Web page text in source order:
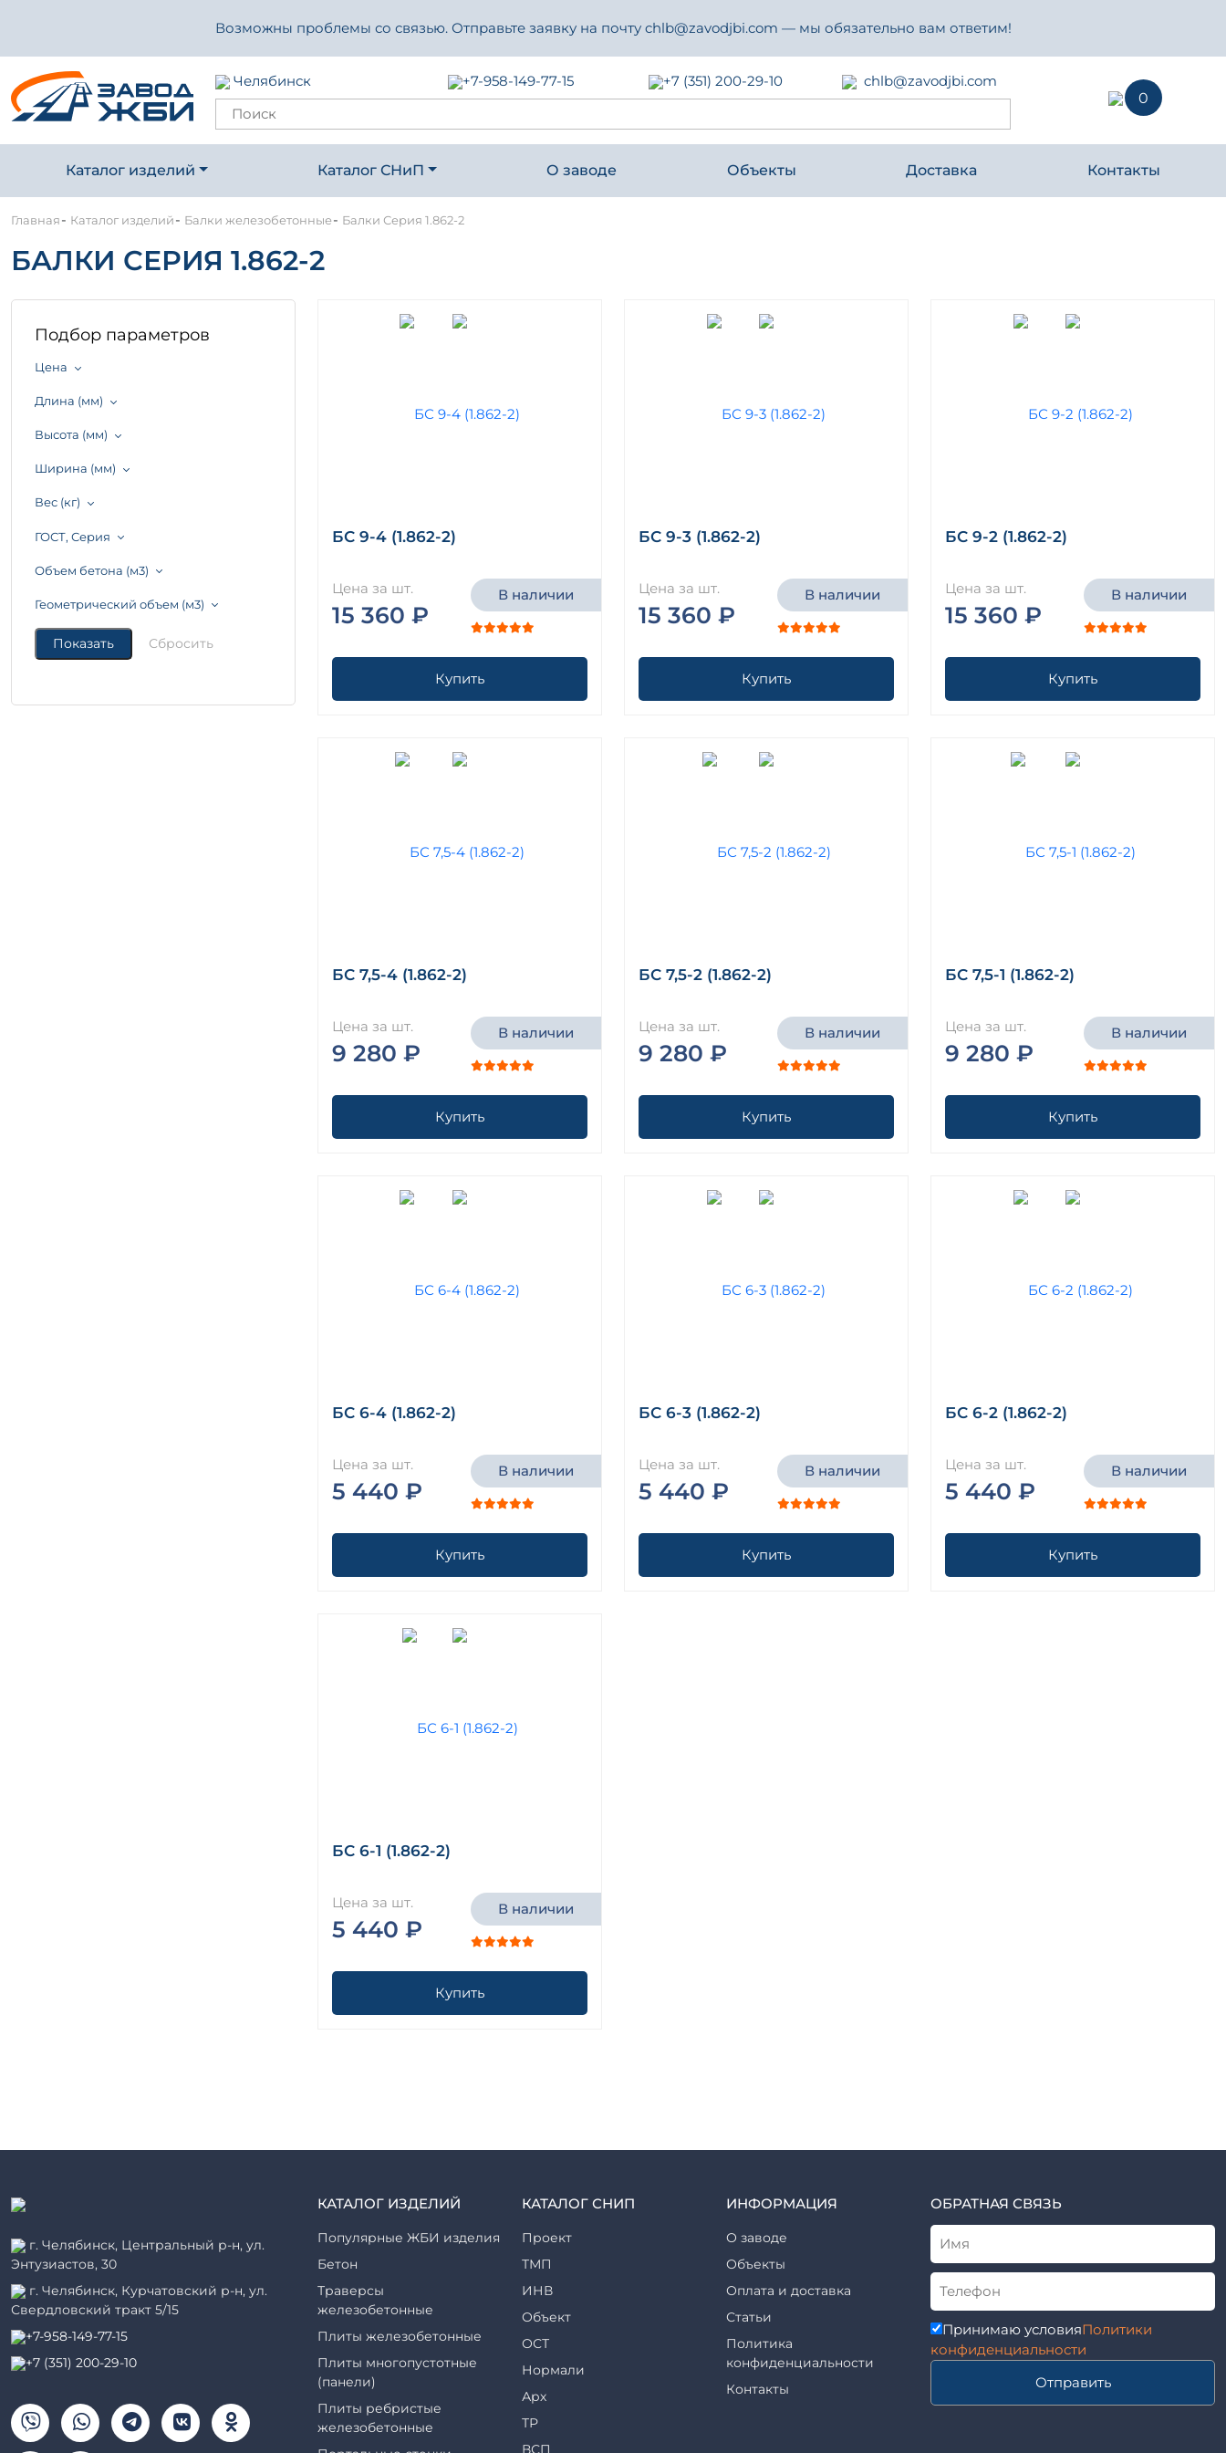
Возможны проблемы со связью. Отправьте заявку на почту chlb@zavodjbi.com — мы обязательно вам ответим!
Челябинск +7-958-149-77-15 +7 (351) 200-29-10
chlb@zavodjbi.com
0
Каталог изделий Каталог СНиП О заводе Объекты Доставка Контакты
Главная- Каталог изделий- Балки железобетонные- Балки Серия 1.862-2
БАЛКИ СЕРИЯ 1.862-2
Подбор параметров
Цена
Длина (мм)
Высота (мм)
Ширина (мм)
Вес (кг)
ГОСТ, Серия
Объем бетона (м3)
Геометрический объем (м3)
БС 9-4 (1.862-2)
Цена за шт.
15 360 ₽
В наличии
Купить
БС 9-3 (1.862-2)
Цена за шт.
15 360 ₽
В наличии
Купить
БС 9-2 (1.862-2)
Цена за шт.
15 360 ₽
В наличии
Купить
БС 7,5-4 (1.862-2)
Цена за шт.
9 280 ₽
В наличии
Купить
БС 7,5-2 (1.862-2)
Цена за шт.
9 280 ₽
В наличии
Купить
БС 7,5-1 (1.862-2)
Цена за шт.
9 280 ₽
В наличии
Купить
БС 6-4 (1.862-2)
Цена за шт.
5 440 ₽
В наличии
Купить
БС 6-3 (1.862-2)
Цена за шт.
5 440 ₽
В наличии
Купить
БС 6-2 (1.862-2)
Цена за шт.
5 440 ₽
В наличии
Купить
БС 6-1 (1.862-2)
Цена за шт.
5 440 ₽
В наличии
Купить
г. Челябинск, Центральный р-н, ул.
Энтузиастов, 30
г. Челябинск, Курчатовский р-н, ул.
Свердловский тракт 5/15
+7-958-149-77-15
+7 (351) 200-29-10
КАТАЛОГ ИЗДЕЛИЙ
Популярные ЖБИ изделия
Бетон
Траверсы
железобетонные
Плиты железобетонные
Плиты многопустотные
(панели)
Плиты ребристые
железобетонные
КАТАЛОГ СНИП
Проект
ТМП
ИНВ
Объект
ОСТ
Нормали
Арх
ТР
ВСП
ИНФОРМАЦИЯ
О заводе
Объекты
Оплата и доставка
Статьи
Политика
конфиденциальности
Контакты
ОБРАТНАЯ СВЯЗЬ
Принимаю условияПолитики
конфиденциальности
Отправить